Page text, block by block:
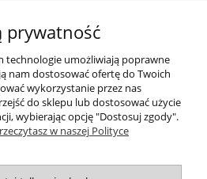
prywatność
technologie umożliwiają poprawne
nam dostosować ofertę do Twoich
wykorzystanie przez nas
do sklepu lub dostosować użycie
wybierając opcję "Dostosuj zgody".
w naszej Polityce